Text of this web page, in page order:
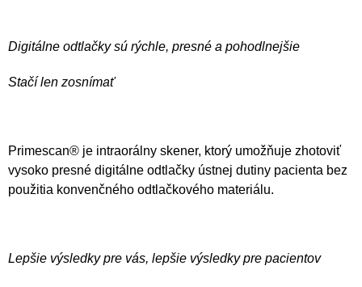
Digitálne odtlačky sú rýchle, presné a pohodlnejšie
Stačí len zosnímať
Primescan® je intraorálny skener, ktorý umožňuje zhotoviť
vysoko presné digitálne odtlačky ústnej dutiny pacienta bez
použitia konvenčného odtlačkového materiálu.
Lepšie výsledky pre vás, lepšie výsledky pre pacientov